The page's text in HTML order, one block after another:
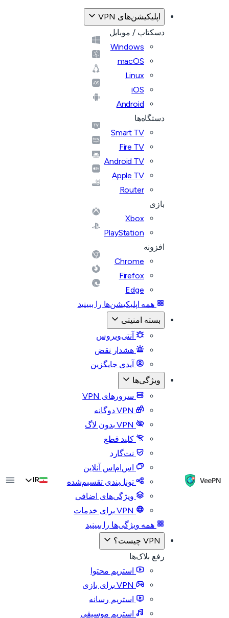
اپلیکیشن‌های VPN
دسکتاپ / موبایل
Windows
macOS
Linux
iOS
Android
دستگاه‌ها
Smart TV
Fire TV
Android TV
Apple TV
Router
بازی
Xbox
PlayStation
افزونه
Chrome
Firefox
Edge
همه اپلیکیشن‌ها را ببینید
بسته امنیتی
آنتی‌ویروس
هشدار نقض
آیدی جایگزین
ویژگی‌ها
سرورهای VPN
VPN دوگانه
VPN بدون لاگ
کلید قطع
نت‌گارد
اس‌ام‌اس آنلاین
تونل‌بندی تقسیم‌شده
ویژگی‌های اضافی
VPN برای خدمات
همه ویژگی‌ها را ببینید
VPN چیست؟
رفع بلاک‌ها
استریم محتوا
VPN برای بازی
استریم رسانه
استریم موسیقی
IR